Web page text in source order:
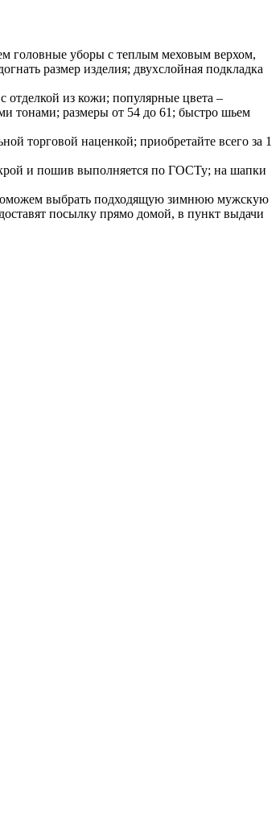
головные уборы с теплым меховым верхом,
размер изделия; двухслойная подкладка
из кожи; популярные цвета –
тонами; размеры от 54 до 61; быстро шьем
торговой наценкой; приобретайте всего за 1
и пошив выполняется по ГОСТу; на шапки
поможем выбрать подходящую зимнюю мужскую
посылку прямо домой, в пункт выдачи